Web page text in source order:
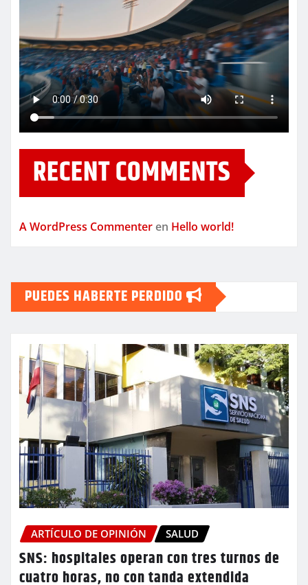
RECENT COMMENTS
A WordPress Commenter en Hello world!
PUEDES HABERTE PERDIDO
ARTÍCULO DE OPINIÓN SALUD
SNS: hospitales operan con tres turnos de
cuatro horas, no con tanda extendida